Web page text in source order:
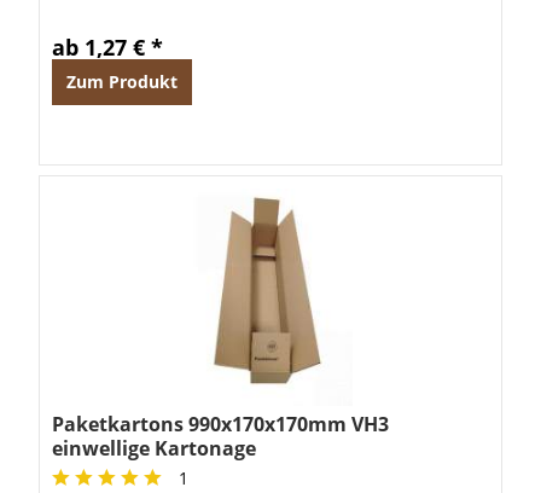
ab 1,27 € *
Zum Produkt
Paketkartons 990x170x170mm VH3
einwellige Kartonage
1